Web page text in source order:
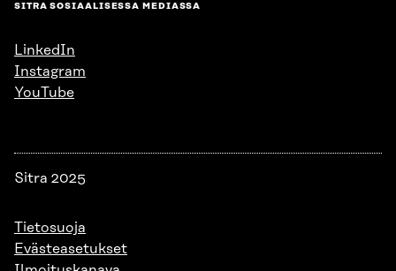
SITRA SOSIAALISESSA MEDIASSA
LinkedIn
Instagram
YouTube
Sitra 2025
Tietosuoja
Evästeasetukset